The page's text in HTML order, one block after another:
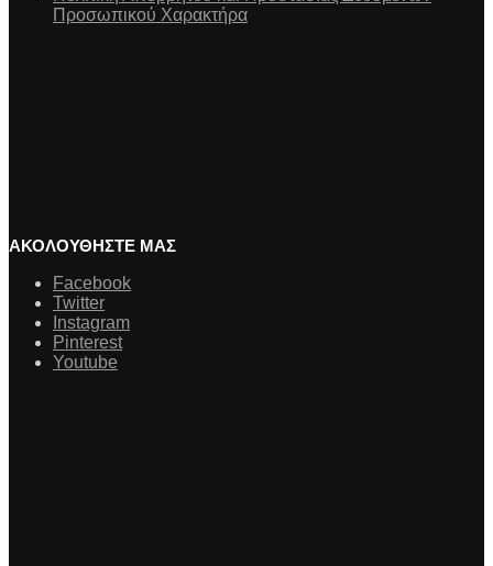
Προσωπικού Χαρακτήρα
ΑΚΟΛΟΥΘΗΣΤΕ ΜΑΣ
Facebook
Twitter
Instagram
Pinterest
Youtube